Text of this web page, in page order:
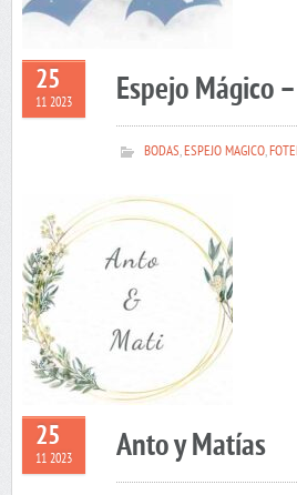
25
11 2023 Espejo Mágico
BODAS,ESPEJO MAGICO,
25
11 2023 Anto y Matías